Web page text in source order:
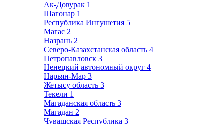
Ак-Довурак 1
Шагонар 1
Республика Ингушетия 5
Магас 2
Назрань 2
Северо-Казахстанская область 4
Петропавловск 3
Ненецкий автономный округ 4
Нарьян-Мар 3
Жетысу область 3
Текели 1
Магаданская область 3
Магадан 2
Чувашская Республика 3